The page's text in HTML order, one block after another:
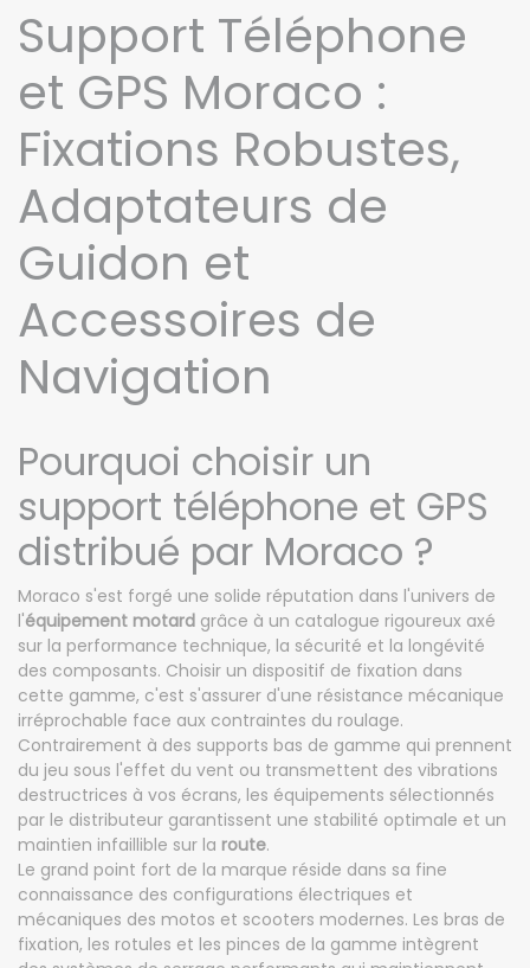
Support Téléphone
et GPS Moraco :
Fixations Robustes,
Adaptateurs de
Guidon et
Accessoires de
Navigation
Pourquoi choisir un
support téléphone et GPS
distribué par Moraco ?
Moraco s'est forgé une solide réputation dans l'univers de
l'équipement motard grâce à un catalogue rigoureux axé
sur la performance technique, la sécurité et la longévité
des composants. Choisir un dispositif de fixation dans
cette gamme, c'est s'assurer d'une résistance mécanique
irréprochable face aux contraintes du roulage.
Contrairement à des supports bas de gamme qui prennent
du jeu sous l'effet du vent ou transmettent des vibrations
destructrices à vos écrans, les équipements sélectionnés
par le distributeur garantissent une stabilité optimale et un
maintien infaillible sur la route.
Le grand point fort de la marque réside dans sa fine
connaissance des configurations électriques et
mécaniques des motos et scooters modernes. Les bras de
fixation, les rotules et les pinces de la gamme intègrent